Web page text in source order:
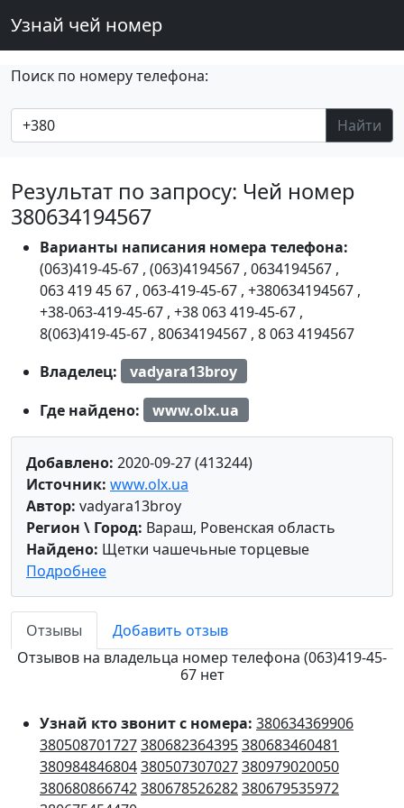
Узнай чей номер
Поиск по номеру телефона:
Найти
Результат по запросу: Чей номер
380634194567
Варианты написания номера телефона:
(063)419-45-67 , (063)4194567 , 0634194567 ,
063 419 45 67 , 063-419-45-67 , +380634194567 ,
+38-063-419-45-67 , +38 063 419-45-67 ,
8(063)419-45-67 , 80634194567 , 8 063 4194567
Владелец:
vadyara13broy
Где найдено:
www.olx.ua
Добавлено: 2020-09-27 (413244)
Источник: www.olx.ua
Автор: vadyara13broy
Регион \ Город: Вараш, Ровенская область
Найдено: Щетки чашечьные торцевые
Подробнее
Отзывы
Добавить отзыв
Отзывов на владельца номер телефона (063)419-45-
67 нет
Узнай кто звонит с номера: 380634369906
380508701727380682364395380683460481
380984846804380507307027380979020050
380680866742380678526282380679535972